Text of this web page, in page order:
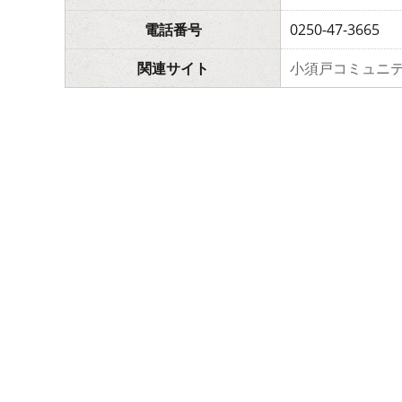
電話番号
0250-47-3665
関連サイト
小須戸コミュニ